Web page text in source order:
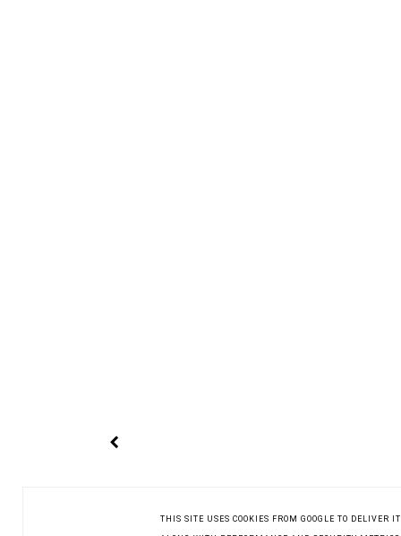
THIS SITE USES COOKIES FROM GOOGLE TO DELIVER